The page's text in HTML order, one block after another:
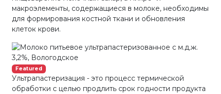
макроэлементы, содержащиеся в молоке, необходимы
для формирования костной ткани и обновления
клеток крови.
Featured
Ультрапастеризация - это процесс термической
обработки с целью продлить срок годности продукта